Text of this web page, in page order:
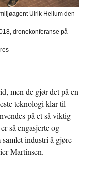
Ulrik Hellum den
dronekonferanse på
men de gjør det på en
teknologi klar til
på et så viktig
så engasjerte og
industri å gjøre
Martinsen.